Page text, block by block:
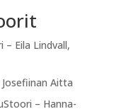
– Eila Lindvall,
Aitta
– Hanna-